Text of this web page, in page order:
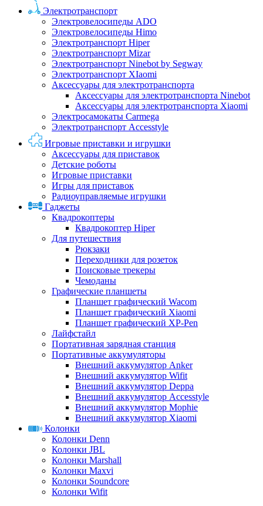
Электротранспорт
Электровелосипеды ADO
Электровелосипеды Himo
Электротранспорт Hiper
Электротранспорт Mizar
Электротранспорт Ninebot by Segway
Электротранспорт XIaomi
Аксессуары для электротранспорта
Аксессуары для электротранспорта Ninebot
Аксессуары для электротранспорта Xiaomi
Электросамокаты Carmega
Электротранспорт Accesstyle
Игровые приставки и игрушки
Аксессуары для приставок
Детские роботы
Игровые приставки
Игры для приставок
Радиоуправляемые игрушки
Гаджеты
Квадрокоптеры
Квадрокоптер Hiper
Для путешествия
Рюкзаки
Переходники для розеток
Поисковые трекеры
Чемоданы
Графические планшеты
Планшет графический Wacom
Планшет графический Xiaomi
Планшет графический XP-Pen
Лайфстайл
Портативная зарядная станция
Портативные аккумуляторы
Внешний аккумулятор Anker
Внешний аккумулятор Wifit
Внешний аккумулятор Deppa
Внешний аккумулятор Accesstyle
Внешний аккумулятор Mophie
Внешний аккумулятор Xiaomi
Колонки
Колонки Denn
Колонки JBL
Колонки Marshall
Колонки Maxvi
Колонки Soundcore
Колонки Wifit